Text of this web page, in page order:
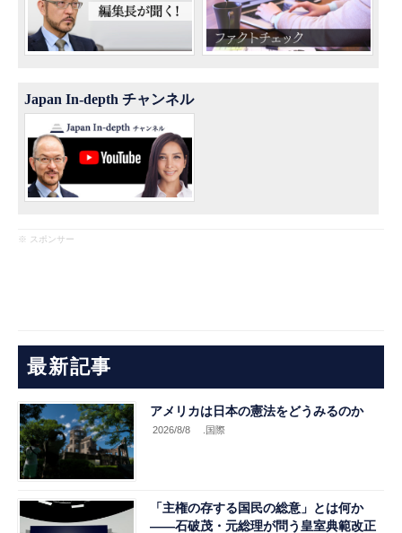
Japan In-depth チャンネル
※ スポンサー
最新記事
アメリカは日本の憲法をどうみるのか
2026/8/8 .国際
「主権の存する国民の総意」とは何か
――石破茂・元総理が問う皇室典範改正